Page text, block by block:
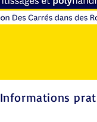
Informations